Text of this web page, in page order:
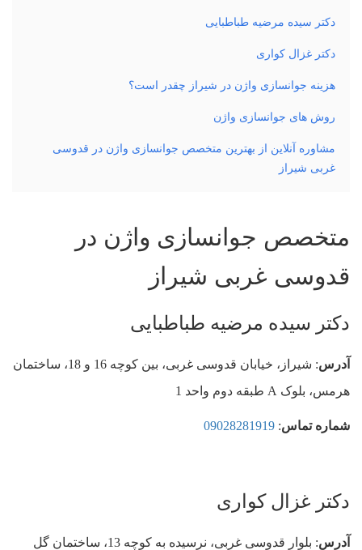
دکتر سیده مرضیه طباطبایی
دکتر غزال کواری
هزینه جوانسازی واژن در شیراز چقدر است؟
روش های جوانسازی واژن
مشاوره آنلاین از بهترین متخصص جوانسازی واژن در قدوسی
غربی شیراز
متخصص جوانسازی واژن در
قدوسی غربی شیراز
دکتر سیده مرضیه طباطبایی
آدرس
: شیراز، خیابان قدوسی غربی، بین کوچه 16 و 18، ساختمان
هرمس، بلوک A طبقه دوم واحد 1
شماره تماس:
09028281919
دکتر غزال کواری
آدرس
: بلوار قدوسی غربی، نرسیده به کوچه 13، ساختمان گل